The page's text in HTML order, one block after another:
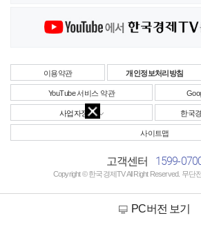
이용약관 개인정보처리방침
YouTube 서비스 약관
사업자정보 한국
사이트맵
고객센터 1599-
Copyright © 한국경제TV All Right Reserved. 무단
PC버전 보기